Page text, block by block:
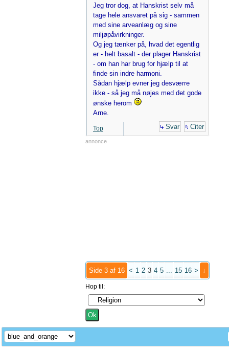
Jeg tror dog, at Hanskrist selv må
tage hele ansvaret på sig - sammen
med sine arveanlæg og sine
miljøpåvirkninger.
Og jeg tænker på, hvad det egentlig
er - helt basalt - der plager Hanskrist
- om han har brug for hjælp til at
finde sin indre harmoni.
Sådan hjælp evner jeg desværre
ikke - så jeg må nøjes med det gode
ønske herom
Arne.
Top Svar Citer
annonce
Side 3 af 16 < 1 2 3 4 5 ... 15 16 > ↓
Hop til: